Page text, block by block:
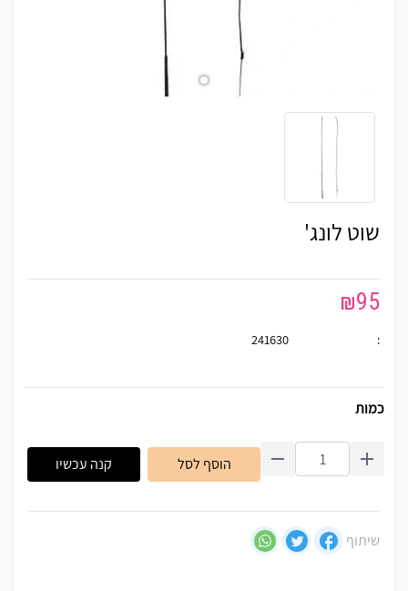
שוט לונג'
₪95
:
241630
כמות
הוסף לסל קנה עכשיו
שיתוף